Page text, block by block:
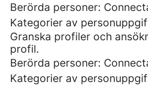
Berörda personer:
Kategorier av
Granska profiler och
profil.
Berörda personer:
Kategorier av